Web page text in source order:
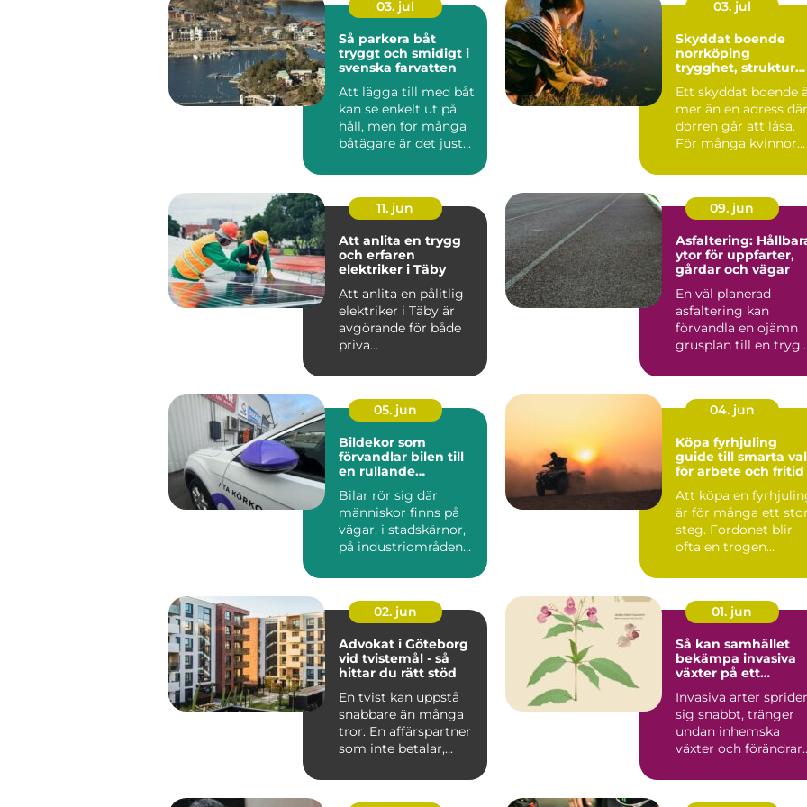
03. jul
Så parkera båt
tryggt och smidigt i
svenska farvatten
Att lägga till med båt
kan se enkelt ut på
håll, men för många
båtägare är det just
03. jul
Skyddat boende
norrköping
trygghet, struktur
Ett skyddat boende
mer än en adress där
dörren går att låsa.
För många kvinnor
11. jun
Att anlita en trygg
och erfaren
elektriker i Täby
Att anlita en pålitlig
elektriker i Täby är
avgörande för både
priva...
09. jun
Asfaltering:
ytor för uppfarter,
gårdar och vägar
En väl planerad
asfaltering kan
förvandla en ojämn
grusplan till en trygg,
05. jun
Bildekor som
förvandlar bilen till
en rullande
Bilar rör sig där
människor finns på
vägar, i stadskärnor,
på industriområden
N...
04. jun
Köpa fyrhjuling
guide till smarta val
för arbete och fritid
Att köpa en
är för många ett
steg. Fordonet blir
ofta en trogen
02. jun
Advokat i Göteborg
vid tvistemål - så
hittar du rätt stöd
En tvist kan uppstå
snabbare än många
tror. En affärspartner
som inte betalar,...
01. jun
Så kan samhället
bekämpa invasiva
växter på ett
Invasiva arter sprider
sig snabbt, tränger
undan inhemska
växter och förändrar
Kommu...